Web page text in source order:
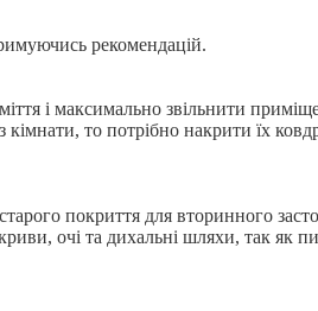
рекомендацій.
і максимально звільнити
кімнати, то потрібно накрити їх
покриття для вторинного
очі та дихальні шляхи, так як